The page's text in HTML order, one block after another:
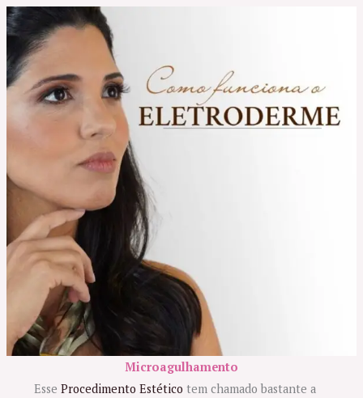
Microagulhamento
EsseProcedimento Estético tem chamado bastante a